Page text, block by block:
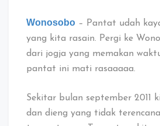
Wonosobo – Pantat udah
yang kita rasain. Pergi ke
dari jogja yang memakan
pantat ini mati rasaaaaa.
Sekitar bulan september 2011
dan dieng yang tidak